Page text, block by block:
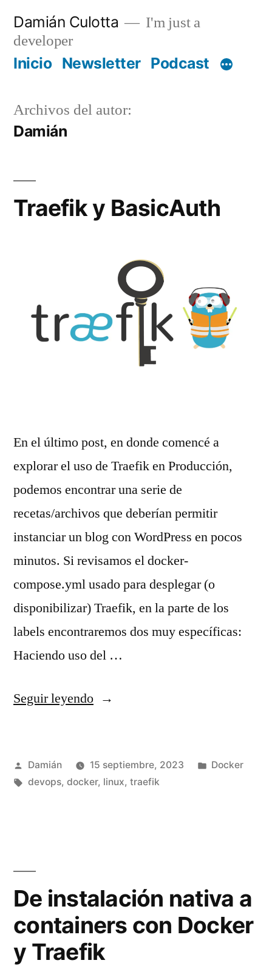
contenido
Damián Culotta
I'm just a
developer
Inicio Newsletter Podcast
Archivos del autor:
Damián
Traefik y BasicAuth
En el último post, en donde comencé a
explorar el uso de Traefik en Producción,
podemos encontrar una serie de
recetas/archivos que deberían permitir
instanciar un blog con WordPress en pocos
minutos. Si revisamos el docker-
compose.yml usado para desplegar (o
disponibilizar) Traefik, en la parte de los
labels encontraremos dos muy específicas:
Haciendo uso del …
Seguir leyendo«Traefik
Publicado
por
Damián 15 septiembre, 2023
Publicado
Docker
Etiquetas:
devops, docker, linux, traefik
De instalación nativa a
containers con Docker
y Traefik